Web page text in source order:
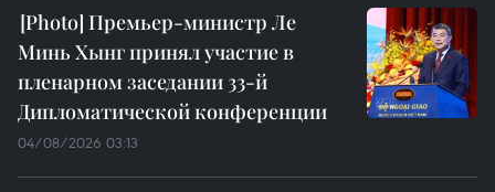
Премьер-министр Ле
Минь Хынг принял участие в
пленарном заседании 33-й
Дипломатической конференции
04/08/2026 03:13